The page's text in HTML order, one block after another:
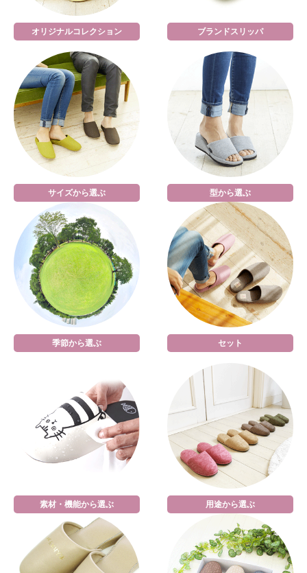
オリジナルコレクション ブランドスリッパ
サイズから選ぶ 型から選ぶ
季節から選ぶ セット
素材・機能から選ぶ 用途から選ぶ